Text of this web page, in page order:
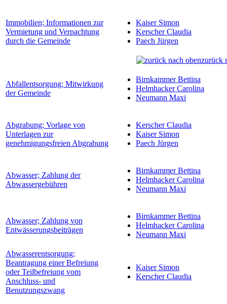
Immobilien; Informationen zur
Vermietung und Verpachtung
durch die Gemeinde
Kaiser Simon
Kerscher Claudia
Paech Jürgen
zurück
Abfallentsorgung; Mitwirkung
der Gemeinde
Birnkammer Bettina
Helmhacker Carolina
Neumann Maxi
Abgrabung; Vorlage von
Unterlagen zur
genehmigungsfreien Abgrabung
Kerscher Claudia
Kaiser Simon
Paech Jürgen
Abwasser; Zahlung der
Abwassergebühren
Birnkammer Bettina
Helmhacker Carolina
Neumann Maxi
Abwasser; Zahlung von
Entwässerungsbeiträgen
Birnkammer Bettina
Helmhacker Carolina
Neumann Maxi
Abwasserentsorgung;
Beantragung einer Befreiung
oder Teilbefreiung vom
Anschluss- und
Benutzungszwang
Kaiser Simon
Kerscher Claudia